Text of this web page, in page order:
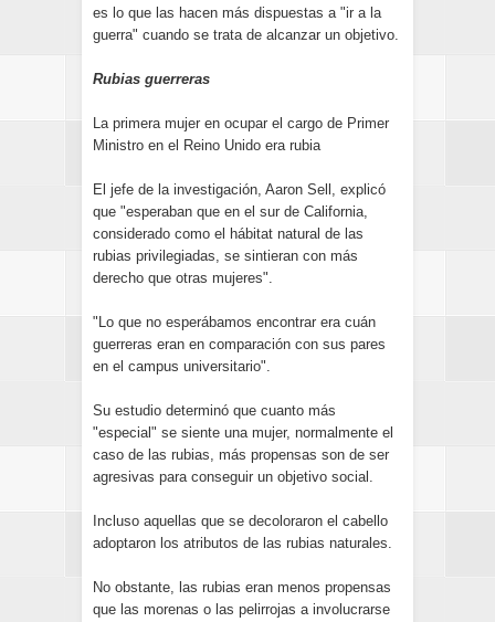
es lo que las hacen más dispuestas a "ir a la
guerra" cuando se trata de alcanzar un objetivo.
Rubias guerreras
La primera mujer en ocupar el cargo de Primer
Ministro en el Reino Unido era rubia
El jefe de la investigación, Aaron Sell, explicó
que "esperaban que en el sur de California,
considerado como el hábitat natural de las
rubias privilegiadas, se sintieran con más
derecho que otras mujeres".
"Lo que no esperábamos encontrar era cuán
guerreras eran en comparación con sus pares
en el campus universitario".
Su estudio determinó que cuanto más
"especial" se siente una mujer, normalmente el
caso de las rubias, más propensas son de ser
agresivas para conseguir un objetivo social.
Incluso aquellas que se decoloraron el cabello
adoptaron los atributos de las rubias naturales.
No obstante, las rubias eran menos propensas
que las morenas o las pelirrojas a involucrarse